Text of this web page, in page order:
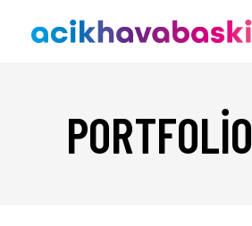
PORTFOLIO